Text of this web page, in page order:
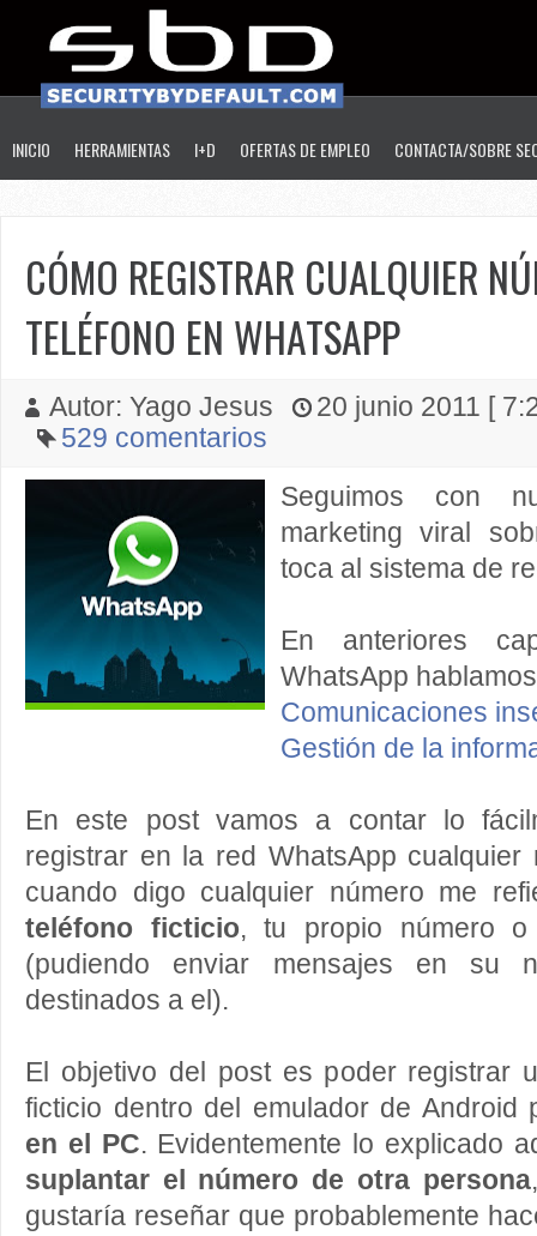
INICIO HERRAMIENTAS I+D OFERTAS DE EMPLEO CONTACTA/SOBRE
CÓMO REGISTRAR CUALQUIER
TELÉFONO EN WHATSAPP
Autor: Yago Jesus
20 junio 2011 [
529 comentarios
Seguimos con
marketing viral
toca al sistema de
En anteriores
WhatsApp
Comunicaciones
Gestión de la
En este post vamos a contar lo
registrar en la red WhatsApp cualquier
cuando digo cualquier número me
teléfono ficticio, tu propio número
(pudiendo enviar mensajes en su
destinados a el).
El objetivo del post es poder registrar
ficticio dentro del emulador de Android
en el PC. Evidentemente lo explicado
suplantar el número de otra persona
gustaría reseñar que probablemente